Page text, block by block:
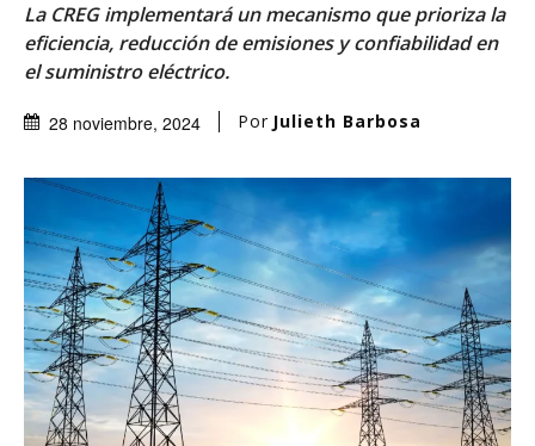
La CREG implementará un mecanismo que prioriza la
eficiencia, reducción de emisiones y confiabilidad en
el suministro eléctrico.
28 noviembre, 2024 Por Julieth Barbosa